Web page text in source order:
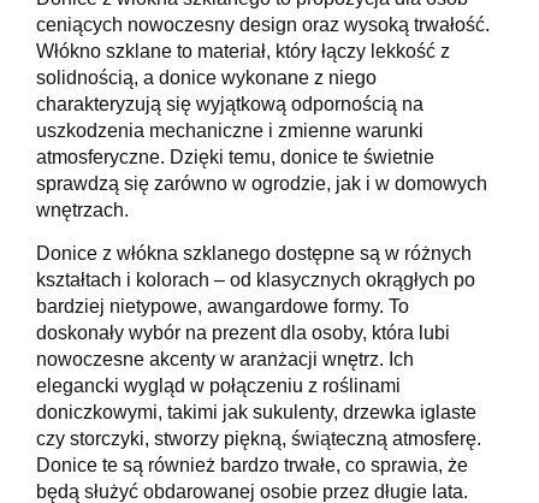
ceniących nowoczesny design oraz wysoką trwałość.
Włókno szklane to materiał, który łączy lekkość z
solidnością, a donice wykonane z niego
charakteryzują się wyjątkową odpornością na
uszkodzenia mechaniczne i zmienne warunki
atmosferyczne. Dzięki temu, donice te świetnie
sprawdzą się zarówno w ogrodzie, jak i w domowych
wnętrzach.
Donice z włókna szklanego dostępne są w różnych
kształtach i kolorach – od klasycznych okrągłych po
bardziej nietypowe, awangardowe formy. To
doskonały wybór na prezent dla osoby, która lubi
nowoczesne akcenty w aranżacji wnętrz. Ich
elegancki wygląd w połączeniu z roślinami
doniczkowymi, takimi jak sukulenty, drzewka iglaste
czy storczyki, stworzy piękną, świąteczną atmosferę.
Donice te są również bardzo trwałe, co sprawia, że
będą służyć obdarowanej osobie przez długie lata.